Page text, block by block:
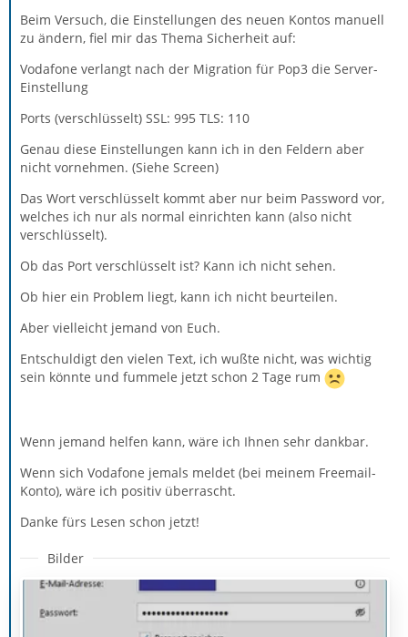
Beim Versuch, die Einstellungen des neuen Kontos manuell
zu ändern, fiel mir das Thema Sicherheit auf:
Vodafone verlangt nach der Migration für Pop3 die Server-
Einstellung
Ports (verschlüsselt) SSL: 995 TLS: 110
Genau diese Einstellungen kann ich in den Feldern aber
nicht vornehmen. (Siehe Screen)
Das Wort verschlüsselt kommt aber nur beim Password vor,
welches ich nur als normal einrichten kann (also nicht
verschlüsselt).
Ob das Port verschlüsselt ist? Kann ich nicht sehen.
Ob hier ein Problem liegt, kann ich nicht beurteilen.
Aber vielleicht jemand von Euch.
Entschuldigt den vielen Text, ich wußte nicht, was wichtig
sein könnte und fummele jetzt schon 2 Tage rum
Wenn jemand helfen kann, wäre ich Ihnen sehr dankbar.
Wenn sich Vodafone jemals meldet (bei meinem Freemail-
Konto), wäre ich positiv überrascht.
Danke fürs Lesen schon jetzt!
Bilder